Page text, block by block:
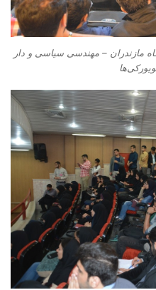
مازندران – مهندسی سیاسی و دار